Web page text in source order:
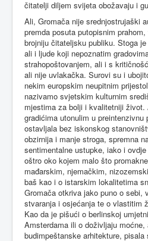
čitatelji diljem svijeta obožavaju i
Ali, Gromača nije srednjostrujaški
premda posuta putopisnim
brojniju čitateljsku publiku. Stoga
ali i ljude koji nepoznatim
strahopoštovanjem, ali i s
ali nije uvlakačka. Surovi su i
nekim europskim neupitnim
nazivamo svjetskim kulturnim
mjestima za bolji i kvalitetniji
gradićima utonulim u
ostavljala bez iskonskog
obzirnija i manje stroga, spremna
sentimentalne ustupke, iako i
oštro oko kojem malo što
mađarskim, njemačkim,
baš kao i o istarskim lokalitetima
Gromača otkriva jako puno o sebi,
stvaranja i osjećanja te o vlastitim
Kao da je pišući o berlinskoj
Amsterdama ili o doživljaju moćne,
budimpeštanske arhitekture, pisala